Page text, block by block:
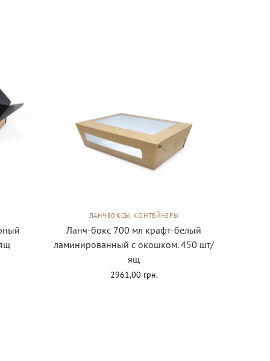
ЛАНЧБОКСЫ, КОНТЕЙНЕРЫ
Ланч-бокс 700 мл крафт-белый
ламинированный с окошком. 450 шт/
ящ
2961,00 грн.